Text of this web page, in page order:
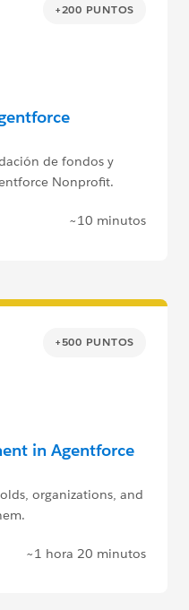
+200 PUNTOS
de fondos y
Nonprofit.
~10 minutos
+500 PUNTOS
in Agentforce
organizations, and
~1 hora 20 minutos